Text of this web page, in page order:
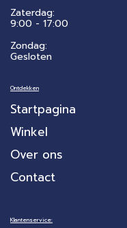
Zaterdag:
​9:00 - 17:00
Zondag:
Gesloten
Ontdekken
Startpagina
Winkel
Over ons
Contact
Klantenservice: